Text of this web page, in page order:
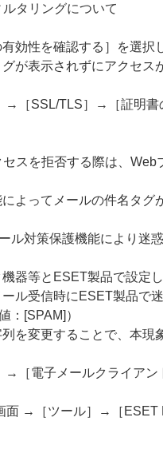
タリングについて
効性を確認する］を選
が表示されずにアクセス
［SSL/TLS］→［証明書
スを拒否する際は、
よってメールの件名タグ
ル対策保護機能により迷
器等とESET製品で設定
ル受信時にESET製品で
：[SPAM]）
を変更することで、本現
［電子メールクライア
面 →［ツール］→［ESET